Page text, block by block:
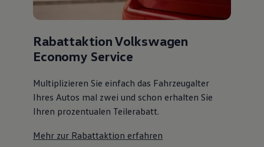
Rabattaktion Volkswagen
Economy Service
Multiplizieren Sie einfach das Fahrzeugalter
Ihres Autos mal zwei und schon erhalten Sie
Ihren prozentualen Teilerabatt.
Mehr zur Rabattaktion erfahren